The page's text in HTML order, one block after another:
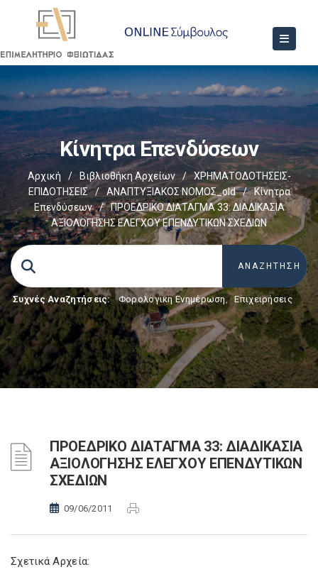
Κίνητρα Επενδύσεων
Αρχική / Βιβλιοθήκη Αρχείων /
ΧΡΗΜΑΤΟΔΟΤΗΣΕΙΣ-
ΕΠΙΔΟΤΗΣΕΙΣ
/ ΑΝΑΠΤΥΞΙΑΚΟΣ ΝΟΜΟΣ_old /
Κίνητρα
Επενδύσεων
/
ΠΡΟΕΔΡΙΚΟ ΔΙΑΤΑΓΜΑ 33: ΔΙΑΔΙΚΑΣΙΑ
ΑΞΙΟΛΟΓΗΣΗΣ ΕΛΕΓΧΟΥ ΕΠΕΝΔΥΤΙΚΩΝ ΣΧΕΔΙΩΝ
Συχνές Αναζητήσεις: Φορολογικη Ενημέρωση, Επιχειρήσεις
ΠΡΟΕΔΡΙΚΟ ΔΙΑΤΑΓΜΑ 33: ΔΙΑΔΙΚΑΣΙΑ
ΑΞΙΟΛΟΓΗΣΗΣ ΕΛΕΓΧΟΥ ΕΠΕΝΔΥΤΙΚΩΝ
ΣΧΕΔΙΩΝ
09/06/2011
Σχετικά Αρχεία: